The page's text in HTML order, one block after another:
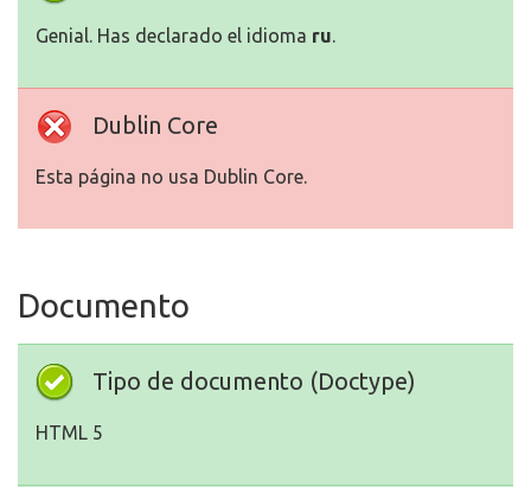
Genial. Has declarado el idioma ru.
Dublin Core
Esta página no usa Dublin Core.
Documento
Tipo de documento (Doctype)
HTML 5